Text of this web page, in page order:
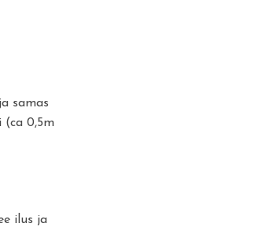
samas
(ca 0,5m
ilus ja